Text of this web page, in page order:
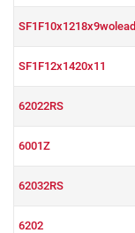
SF1F10x1218x9wolead
SF1F12x1420x11
62022RS
6001Z
62032RS
6202